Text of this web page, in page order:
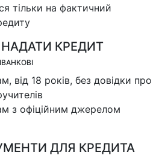
тільки на фактичний
КРЕДИТ
від 18 років, без довідки про
з офіційним джерелом
ДЛЯ КРЕДИТА